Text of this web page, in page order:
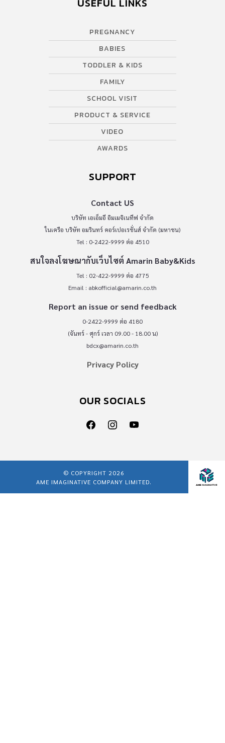
USEFUL LINKS
PREGNANCY
BABIES
TODDLER & KIDS
FAMILY
SCHOOL VISIT
PRODUCT & SERVICE
VIDEO
AWARDS
SUPPORT
Contact US
บริษัท เอเอ็มอี อิมเมจิเนทีฟ จำกัด
ในเครือ บริษัท อมรินทร์ คอร์เปอเรชั่นส์ จำกัด (มหาชน)
Tel : 0-2422-9999 ต่อ 4510
สนใจลงโฆษณากับเว็บไซต์ Amarin Baby&Kids
Tel : 02-422-9999 ต่อ 4775
Email : abkofficial@amarin.co.th
Report an issue or send feedback
0-2422-9999 ต่อ 4180
(จันทร์ - ศุกร์ เวลา 09.00 - 18.00 น)
bdcx@amarin.co.th
Privacy Policy
OUR SOCIALS
© COPYRIGHT 2026
AME IMAGINATIVE COMPANY LIMITED.